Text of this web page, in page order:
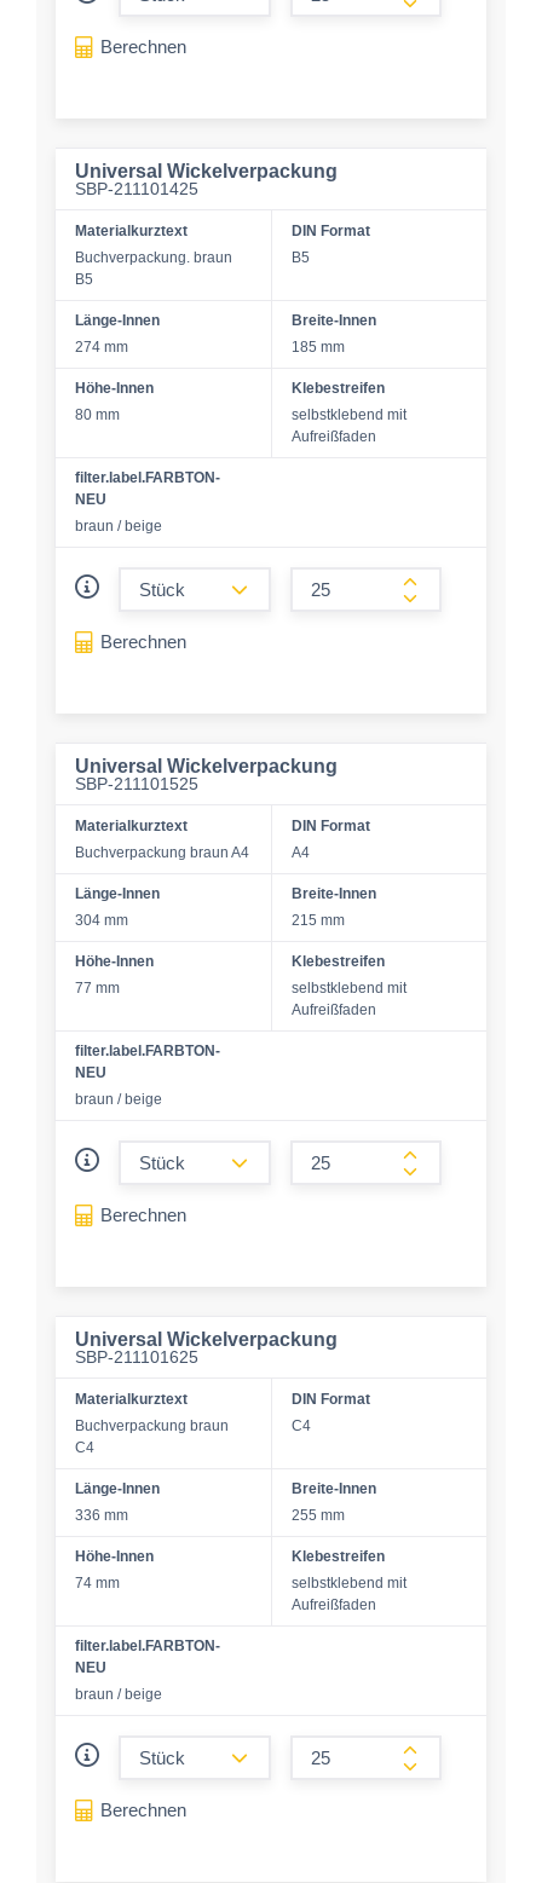
form.increase-
Berechnen
Universal Wickelverpackung
SBP-211101425
Materialkurztext
Buchverpackung. braun
B5
DIN Format
B5
Länge-Innen
274 mm
Breite-Innen
185 mm
Höhe-Innen
80 mm
Klebestreifen
selbstklebend mit
Aufreißfaden
filter.label.FARBTON-
NEU
braun / beige
form.increase-
Berechnen
Universal Wickelverpackung
SBP-211101525
Materialkurztext
Buchverpackung braun A4
DIN Format
A4
Länge-Innen
304 mm
Breite-Innen
215 mm
Höhe-Innen
77 mm
Klebestreifen
selbstklebend mit
Aufreißfaden
filter.label.FARBTON-
NEU
braun / beige
form.increase-
Berechnen
Universal Wickelverpackung
SBP-211101625
Materialkurztext
Buchverpackung braun
C4
DIN Format
C4
Länge-Innen
336 mm
Breite-Innen
255 mm
Höhe-Innen
74 mm
Klebestreifen
selbstklebend mit
Aufreißfaden
filter.label.FARBTON-
NEU
braun / beige
form.increase-
Berechnen